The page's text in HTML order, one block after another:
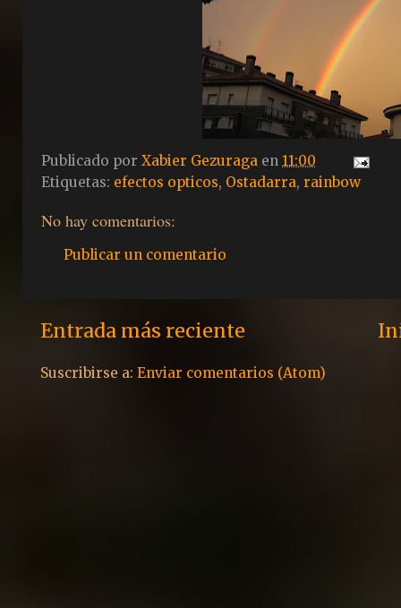
Publicado por Xabier Gezuraga en 11:00
Etiquetas: efectos opticos, Ostadarra, rainbow
No hay comentarios:
Publicar un comentario
Entrada más reciente
Suscribirse a: Enviar comentarios (Atom)